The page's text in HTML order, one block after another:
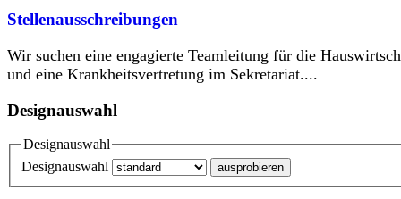
Stellenausschreibungen
Wir suchen eine engagierte Teamleitung für die
und eine Krankheitsvertretung im Sekretariat....
Designauswahl
Designauswahl
Designauswahl